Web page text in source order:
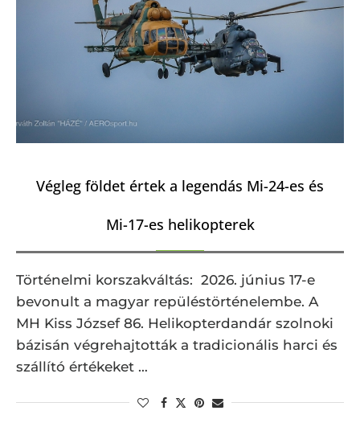
Végleg földet értek a legendás Mi-24-es és
Mi-17-es helikopterek
Történelmi korszakváltás: 2026. június 17-e
bevonult a magyar repüléstörténelembe. A
MH Kiss József 86. Helikopterdandár szolnoki
bázisán végrehajtották a tradicionális harci és
szállító értékeket …